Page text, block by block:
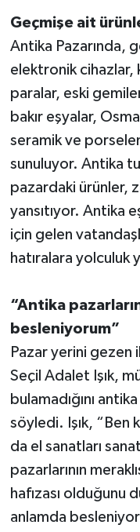
Geçmişe ait
Antika Pazarında,
elektronik cihazlar,
paralar, eski
bakır eşyalar,
seramik ve
sunuluyor. Antika
pazardaki ürünler,
yansıtıyor. Antika
için gelen
hatıralara yolculuk
“Antika
besleniyorum”
Pazar yerini gezen
Seçil Adalet Işık,
bulamadığını
söyledi. Işık, “Ben
da el sanatları
pazarlarının
hafızası olduğunu
anlamda